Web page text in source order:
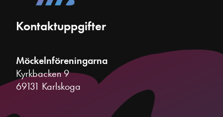
Kontaktuppgifter
Möckelnföreningarna
Kyrkbacken 9
69131 Karlskoga